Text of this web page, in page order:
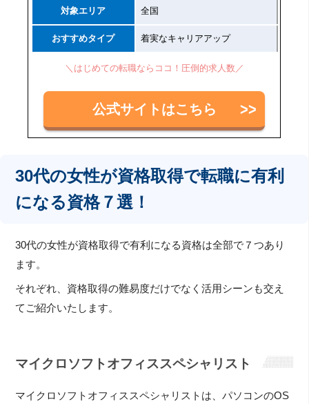
対象エリア 全国
おすすめタイプ 着実なキャリアアップ
＼はじめての転職ならココ！圧倒的求人数／
公式サイトはこちら
30代の女性が資格取得で転職に有利
になる資格７選！
30代の女性が資格取得で有利になる資格は全部で７つあり
ます。
それぞれ、資格取得の難易度だけでなく活用シーンも交え
てご紹介いたします。
マイクロソフトオフィススペシャリスト
マイクロソフトオフィススペシャリストは、パソコンのOS